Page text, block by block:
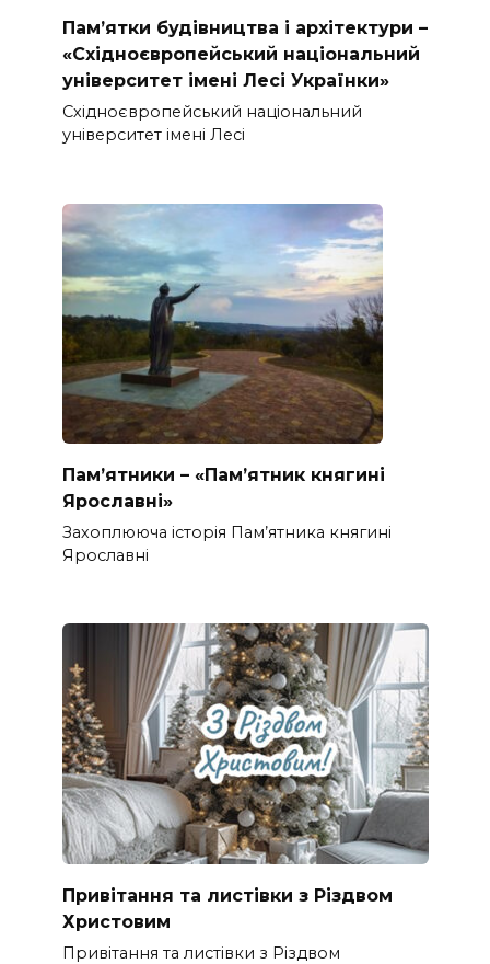
Пам’ятки будівництва і архітектури –
«Східноєвропейський національний
університет імені Лесі Українки»
Східноєвропейський національний
університет імені Лесі
Пам’ятники – «Пам’ятник княгині
Ярославні»
Захоплююча історія Пам’ятника княгині
Ярославні
Привітання та листівки з Різдвом
Христовим
Привітання та листівки з Різдвом